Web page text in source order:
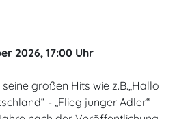
2026, 17:00 Uhr
großen Hits wie z.B.„Hallo
- „Flieg junger Adler“